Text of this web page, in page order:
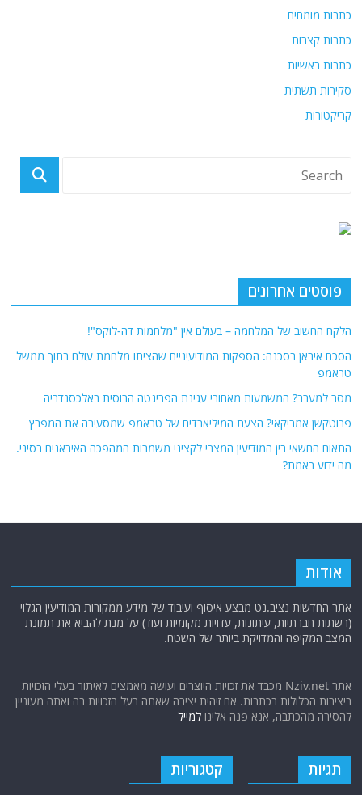
כתבות מומחים
כתבות קצרות
כתבות ראשיות
סקירות תשתית
קריקטורות
פוסטים אחרונים
הלקח החשוב של המלחמה – בעולם אין "מלחמות דה-לוקס"!
הסכם איראן בסכנה: הספקות המודיעיניים שהציתו מלחמת עולם בתוך ממשל
טראמפ
מסר למערב? המשמעות מאחורי עגינת הפריגטה הרוסית באלכסנדריה
פרוטקשן אמריקאי? הצעת המיליארדים של טראמפ שמסעירה את המפרץ
התאום החשאי בין המודיעין המצרי לקציני משמרות המהפכה האיראנים בסיני.
מה ידוע באמת?
אודות
אתר החדשות נציב.נט מבצע איסוף ועיבוד של מידע ממקורות המודיעין הגלוי
(רשתות חברתיות, עיתונות, עדויות מקומיות ועוד) על מנת להביא את תמונת
המצב המקיפה והמדויקת ביותר של השטח.
אתר Nziv.net מכבד את זכויות היוצרים ועושה מאמצים לאיתור בעלי הזכויות
ביצירות הכלולות בכתבות. אם זיהית יצירה שאתה בעל הזכויות בה ואתה מעוניין
להסירה מהכתבה, אנא פנה אלינולמייל
תגיות קטגוריות